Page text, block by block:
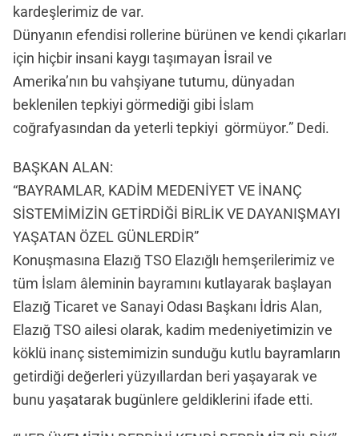
kardeşlerimiz de var.
Dünyanın efendisi rollerine bürünen ve kendi çıkarları
için hiçbir insani kaygı taşımayan İsrail ve
Amerika’nın bu vahşiyane tutumu, dünyadan
beklenilen tepkiyi görmediği gibi İslam
coğrafyasından da yeterli tepkiyi görmüyor.” Dedi.
BAŞKAN ALAN:
“BAYRAMLAR, KADİM MEDENİYET VE İNANÇ
SİSTEMİMİZİN GETİRDİĞİ BİRLİK VE DAYANIŞMAYI
YAŞATAN ÖZEL GÜNLERDİR”
Konuşmasına Elazığ TSO Elazığlı hemşerilerimiz ve
tüm İslam âleminin bayramını kutlayarak başlayan
Elazığ Ticaret ve Sanayi Odası Başkanı İdris Alan,
Elazığ TSO ailesi olarak, kadim medeniyetimizin ve
köklü inanç sistemimizin sunduğu kutlu bayramların
getirdiği değerleri yüzyıllardan beri yaşayarak ve
bunu yaşatarak bugünlere geldiklerini ifade etti.